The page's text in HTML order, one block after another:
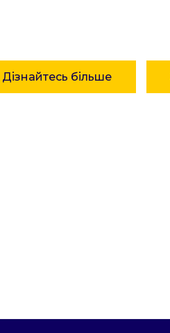
Дізнайтесь більше